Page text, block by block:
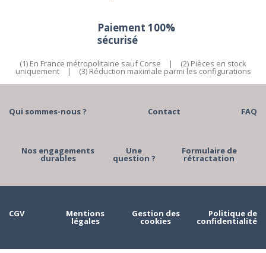
Paiement 100%
sécurisé
(1) En France métropolitaine sauf Corse | (2) Pièces en stock
uniquement | (3) Réduction maximale parmi les configurations
Qui sommes-nous ? Contact FAQ
Nos engagements
durables
Une
question ?
Formulaire de
rétractation
CGV Mentions
légales
Gestion des
cookies
Politique de
confidentialité